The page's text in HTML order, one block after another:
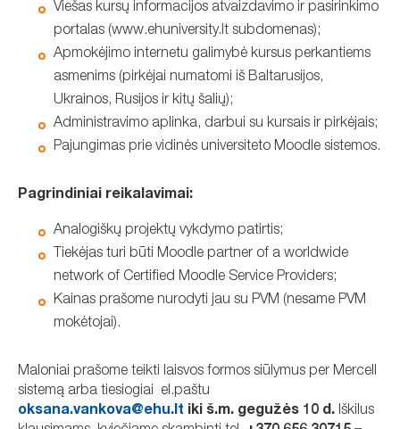
Viešas kursų informacijos atvaizdavimo ir pasirinkimo
portalas (www.ehuniversity.lt subdomenas);
Apmokėjimo internetu galimybė kursus perkantiems
asmenims (pirkėjai numatomi iš Baltarusijos,
Ukrainos, Rusijos ir kitų šalių);
Administravimo aplinka, darbui su kursais ir pirkėjais;
Pajungimas prie vidinės universiteto Moodle sistemos.
Pagrindiniai reikalavimai:
Analogiškų projektų vykdymo patirtis;
Tiekėjas turi būti Moodle partner of a worldwide
network of Certified Moodle Service Providers;
Kainas prašome nurodyti jau su PVM (nesame PVM
mokėtojai).
Maloniai prašome teikti laisvos formos siūlymus per Mercell
sistemą arba tiesiogiai el.paštu
oksana.vankova@ehu.lt iki š.m. gegužės 10 d. Iškilus